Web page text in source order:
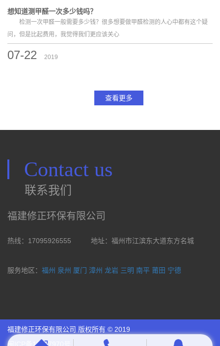
想知道测甲醛一次多少钱吗？
检测一次甲醛一般需要多少钱？很多想要做甲醛检测的人心中都有这个疑
问，但是比起费用，我觉得我们更应该关心
07-22 2019
查看更多
Contact us
联系我们
福建修正环保有限公司
热线：17095926555 地址：福州市江滨东大道东方名城
服务地区： 福州 泉州 厦门 漳州 龙岩 三明 南平 莆田 宁德
福建修正环保有限公司 版权所有 © 2019
闽ICP备18027970号